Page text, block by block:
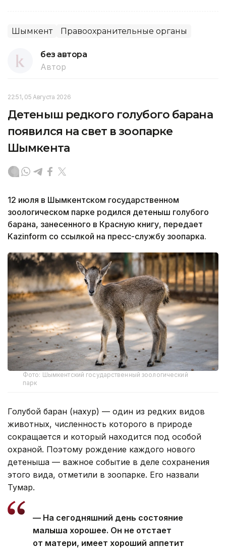
Шымкент Правоохранительные органы
без автора
Автор
22:51, 05 Августа 2026
Детеныш редкого голубого барана
появился на свет в зоопарке
Шымкента
12 июля в Шымкентском государственном
зоологическом парке родился детеныш голубого
барана, занесенного в Красную книгу, передает
Kazinform со ссылкой на пресс-службу зоопарка.
Фото: Шымкентский государственный зоологический
парк
Голубой баран (нахур) — один из редких видов
животных, численность которого в природе
сокращается и который находится под особой
охраной. Поэтому рождение каждого нового
детеныша — важное событие в деле сохранения
этого вида, отметили в зоопарке. Его назвали
Тумар.
— На сегодняшний день состояние
малыша хорошее. Он не отстает
от матери, имеет хороший аппетит